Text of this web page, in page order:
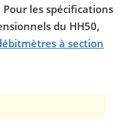
les spécifications
du HH50,
à section